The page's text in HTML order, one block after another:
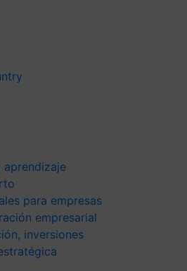
aprendizaje
para empresas
empresarial
inversiones